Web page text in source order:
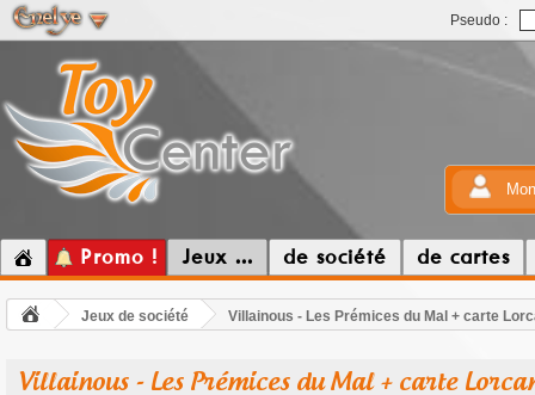
Pseudo :
Promo ! Jeux ... de société de cartes
Jeux de société Villainous - Les Prémices du Mal + carte
Villainous - Les Prémices du Mal + carte